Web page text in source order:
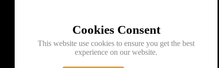
Cookies Consent
This website use cookies to ensure you get the best
experience on our website.
Kontakt